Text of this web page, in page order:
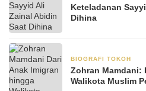
Keteladanan
Dihina
BIOGRAFI TOKOH
Zohran Mamdani:
Walikota Muslim